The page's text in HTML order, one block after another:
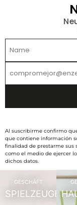
Al suscribirme confirmo
que contiene información
finalidad de prestarme sus
como el medio de ejercer
dichos datos.
GESCHÄFT
SPIELZEUGE